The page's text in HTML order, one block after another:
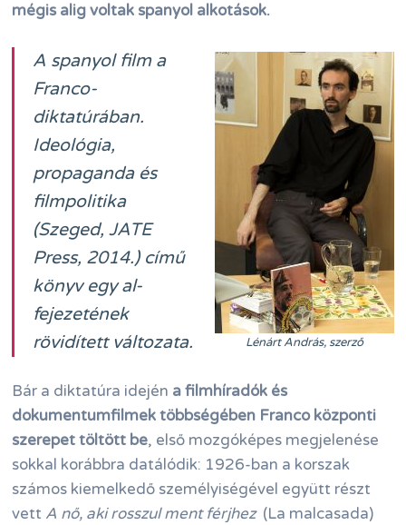
mégis alig voltak spanyol alkotások.
Lénárt András, szerző
A spanyol film a
Franco-
diktatúrában.
Ideológia,
propaganda és
filmpolitika
(Szeged, JATE
Press, 2014.) című
könyv egy al-
fejezetének
rövidített változata.
Bár a diktatúra idején a filmhíradók és
dokumentumfilmek többségében Franco központi
szerepet töltött be, első mozgóképes megjelenése
sokkal korábbra datálódik: 1926-ban a korszak
számos kiemelkedő személyiségével együtt részt
vett A nő, aki rosszul ment férjhez (La malcasada)